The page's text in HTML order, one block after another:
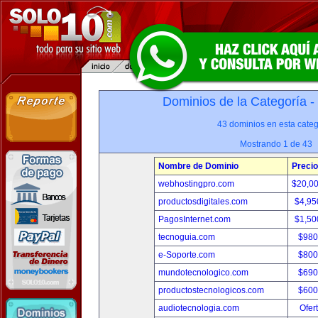
Dominios de la Categoría -
43 dominios en esta
Mostrando 1 de 43
Nombre de Dominio
Precio
webhostingpro.com
productosdigitales.com
PagosInternet.com
tecnoguia.com
e-Soporte.com
mundotecnologico.com
productostecnologicos.com
audiotecnologia.com